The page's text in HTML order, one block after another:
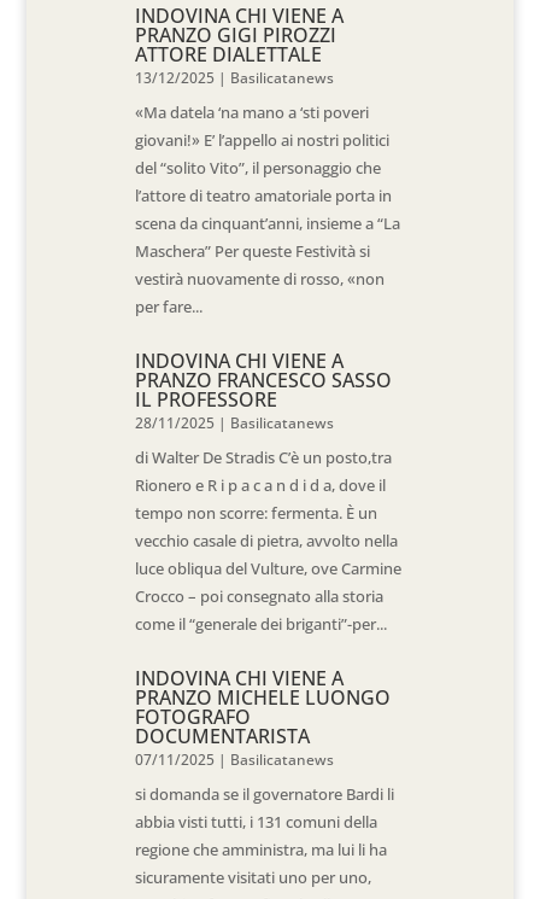
INDOVINA CHI VIENE A
PRANZO GIGI PIROZZI
ATTORE DIALETTALE
13/12/2025 | Basilicatanews
«Ma datela ‘na mano a ‘sti poveri
giovani!» E’ l’appello ai nostri politici
del “solito Vito”, il personaggio che
l’attore di teatro amatoriale porta in
scena da cinquant’anni, insieme a “La
Maschera” Per queste Festività si
vestirà nuovamente di rosso, «non
per fare...
INDOVINA CHI VIENE A
PRANZO FRANCESCO SASSO
IL PROFESSORE
28/11/2025 | Basilicatanews
di Walter De Stradis C’è un posto,tra
Rionero e R i p a c a n d i d a, dove il
tempo non scorre: fermenta. È un
vecchio casale di pietra, avvolto nella
luce obliqua del Vulture, ove Carmine
Crocco – poi consegnato alla storia
come il “generale dei briganti”-per...
INDOVINA CHI VIENE A
PRANZO MICHELE LUONGO
FOTOGRAFO
DOCUMENTARISTA
07/11/2025 | Basilicatanews
si domanda se il governatore Bardi li
abbia visti tutti, i 131 comuni della
regione che amministra, ma lui li ha
sicuramente visitati uno per uno,